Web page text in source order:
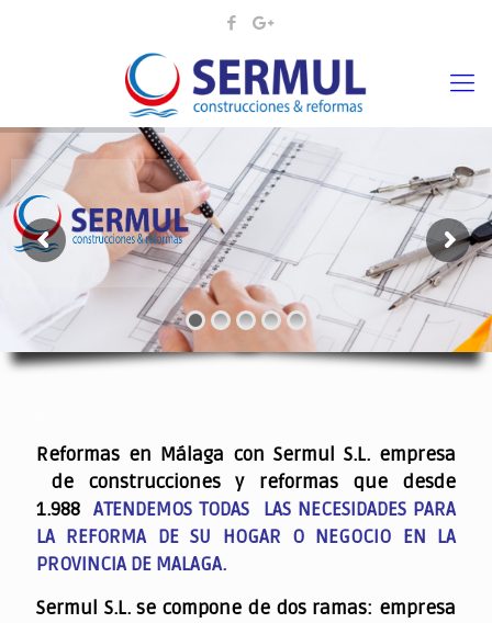
¡¡DAMOS VIDA A SUS
Reformas en Málaga con Sermul S.L. empresa
de construcciones y reformas que desde
1.988ATENDEMOS TODAS LAS NECESIDADES PARA
LA REFORMA DE SU HOGAR O NEGOCIO EN LA
PROVINCIA DE MALAGA.
Sermul S.L. se compone de dos ramas: empresa